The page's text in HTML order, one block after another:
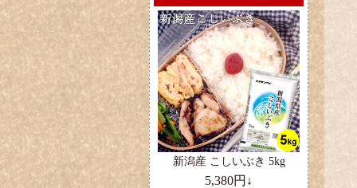
新潟産 こしいぶき 5kg
5,380円↓